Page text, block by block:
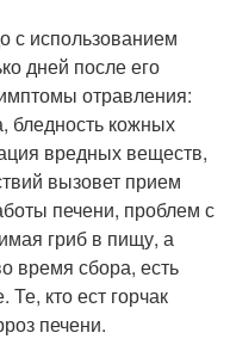
с использованием
дней после его
отравления:
бледность кожных
вредных веществ,
вызовет прием
печени, проблем с
гриб в пищу, а
время сбора, есть
Те, кто ест горчак
печени.